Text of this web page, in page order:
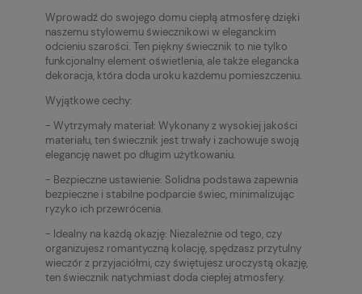
Wprowadź do swojego domu ciepłą atmosferę dzięki
naszemu stylowemu świecznikowi w eleganckim
odcieniu szarości. Ten piękny świecznik to nie tylko
funkcjonalny element oświetlenia, ale także elegancka
dekoracja, która doda uroku każdemu pomieszczeniu.
Wyjątkowe cechy:
- Wytrzymały materiał: Wykonany z wysokiej jakości
materiału, ten świecznik jest trwały i zachowuje swoją
elegancję nawet po długim użytkowaniu.
- Bezpieczne ustawienie: Solidna podstawa zapewnia
bezpieczne i stabilne podparcie świec, minimalizując
ryzyko ich przewrócenia.
- Idealny na każdą okazję: Niezależnie od tego, czy
organizujesz romantyczną kolację, spędzasz przytulny
wieczór z przyjaciółmi, czy świętujesz uroczystą okazję,
ten świecznik natychmiast doda ciepłej atmosfery.